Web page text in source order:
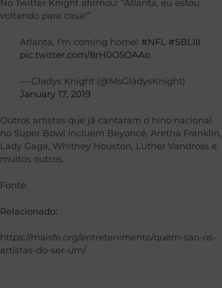
No Twitter Knight afirmou: “Atlanta, eu estou
voltando para casa!”
Atlanta, I’m coming home! #NFL
#SBLIII
pic.twitter.com/8rH0O5OAAo
— Gladys Knight (@MsGladysKnight)
January 17, 2019
Outros artistas que já cantaram o hino nacional
no Super Bowl incluem Beyoncé, Aretha Franklin,
Lady Gaga, Whitney Houston, Luther Vandross e
muitos outros.
Fonte:
Relacionado:
https://maisfe.org/entretenimento/quem-sao-os-
artistas-do-ser-um/